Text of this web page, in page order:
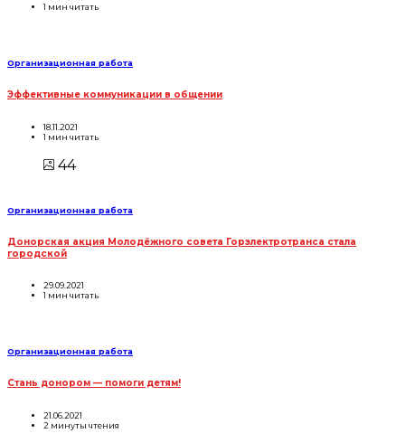
1 мин читать
Организационная работа
Эффективные коммуникации в общении
18.11.2021
1 мин читать
44
Организационная работа
Донорская акция Молодёжного совета Горэлектротранса стала
городской
29.09.2021
1 мин читать
Организационная работа
Стань донором — помоги детям!
21.06.2021
2 минуты чтения